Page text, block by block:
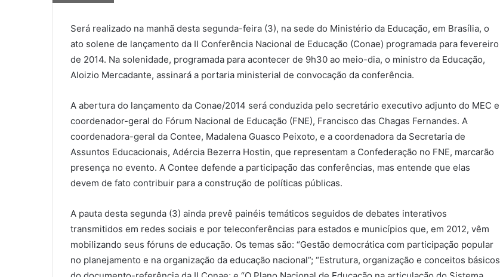
Será realizado na manhã desta segunda-feira (3), na sede do Ministério da Educação, em Brasília, o
ato solene de lançamento da II Conferência Nacional de Educação (Conae) programada para fevereiro
de 2014. Na solenidade, programada para acontecer de 9h30 ao meio-dia, o ministro da Educação,
Aloizio Mercadante, assinará a portaria ministerial de convocação da conferência.
A abertura do lançamento da Conae/2014 será conduzida pelo secretário executivo adjunto do MEC e
coordenador-geral do Fórum Nacional de Educação (FNE), Francisco das Chagas Fernandes. A
coordenadora-geral da Contee, Madalena Guasco Peixoto, e a coordenadora da Secretaria de
Assuntos Educacionais, Adércia Bezerra Hostin, que representam a Confederação no FNE, marcarão
presença no evento. A Contee defende a participação das conferências, mas entende que elas
devem de fato contribuir para a construção de políticas públicas.
A pauta desta segunda (3) ainda prevê painéis temáticos seguidos de debates interativos
transmitidos em redes sociais e por teleconferências para estados e municípios que, em 2012, vêm
mobilizando seus fóruns de educação. Os temas são: “Gestão democrática com participação popular
no planejamento e na organização da educação nacional”; “Estrutura, organização e conceitos básicos